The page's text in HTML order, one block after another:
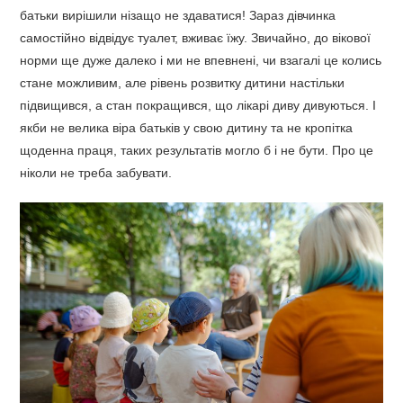
батьки вирішили нізащо не здаватися! Зараз дівчинка
самостійно відвідує туалет, вживає їжу. Звичайно, до вікової
норми ще дуже далеко і ми не впевнені, чи взагалі це колись
стане можливим, але рівень розвитку дитини настільки
підвищився, а стан покращився, що лікарі диву дивуються. І
якби не велика віра батьків у свою дитину та не кропітка
щоденна праця, таких результатів могло б і не бути. Про це
ніколи не треба забувати.